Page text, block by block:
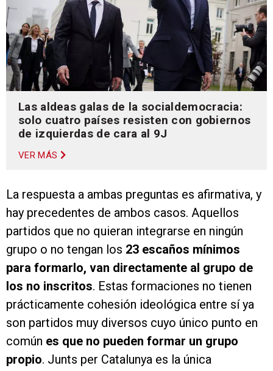
Las aldeas galas de la socialdemocracia:
solo cuatro países resisten con gobiernos
de izquierdas de cara al 9J
VER MÁS
La respuesta a ambas preguntas es afirmativa, y
hay precedentes de ambos casos. Aquellos
partidos que no quieran integrarse en ningún
grupo o no tengan los 23 escaños mínimos
para formarlo, van directamente al grupo de
los no inscritos. Estas formaciones no tienen
prácticamente cohesión ideológica entre sí ya
son partidos muy diversos cuyo único punto en
común es que no pueden formar un grupo
propio. Junts per Catalunya es la única